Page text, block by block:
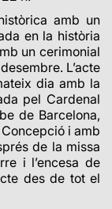
amb un
en la història
un cerimonial
L’acte
dia amb la
pel Cardenal
de Barcelona,
i amb
de la missa
i l’encesa de
des de tot el